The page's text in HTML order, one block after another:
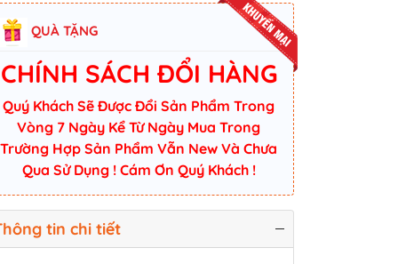
QUÀ TẶNG
CHÍNH SÁCH ĐỔI HÀNG
Quý Khách Sẽ Được Đổi Sản Phẩm Trong
Vòng 7 Ngày Kể Từ Ngày Mua Trong
Trường Hợp Sản Phẩm Vẫn New Và Chưa
Qua Sử Dụng ! Cám Ơn Quý Khách !
tin chi tiết